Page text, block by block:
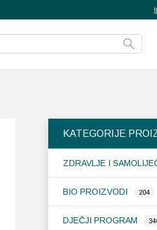
KATEGORIJE
ZDRAVLJE I
BIO PROIZVODI 204
DJEČJI PROGRAM